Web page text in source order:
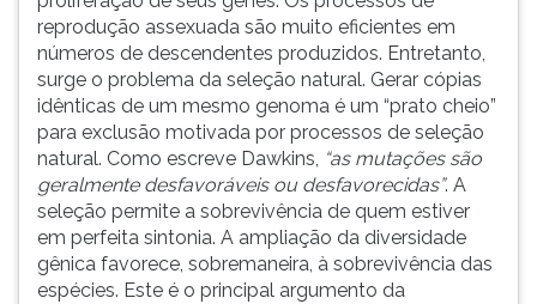
reprodução assexuada são muito eficientes em
números de descendentes produzidos. Entretanto,
surge o problema da seleção natural. Gerar cópias
idênticas de um mesmo genoma é um “prato cheio”
para exclusão motivada por processos de seleção
natural. Como escreve Dawkins, “as mutações são
geralmente desfavoráveis ou desfavorecidas”. A
seleção permite a sobrevivência de quem estiver
em perfeita sintonia. A ampliação da diversidade
gênica favorece, sobremaneira, à sobrevivência das
espécies. Este é o principal argumento da